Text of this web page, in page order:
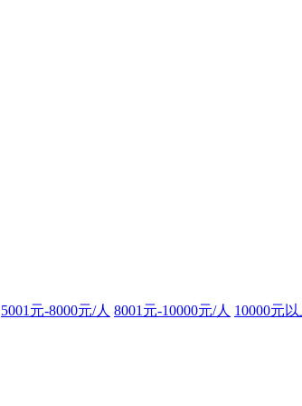
5001元-8000元/人 8001元-10000元/人 10000元以